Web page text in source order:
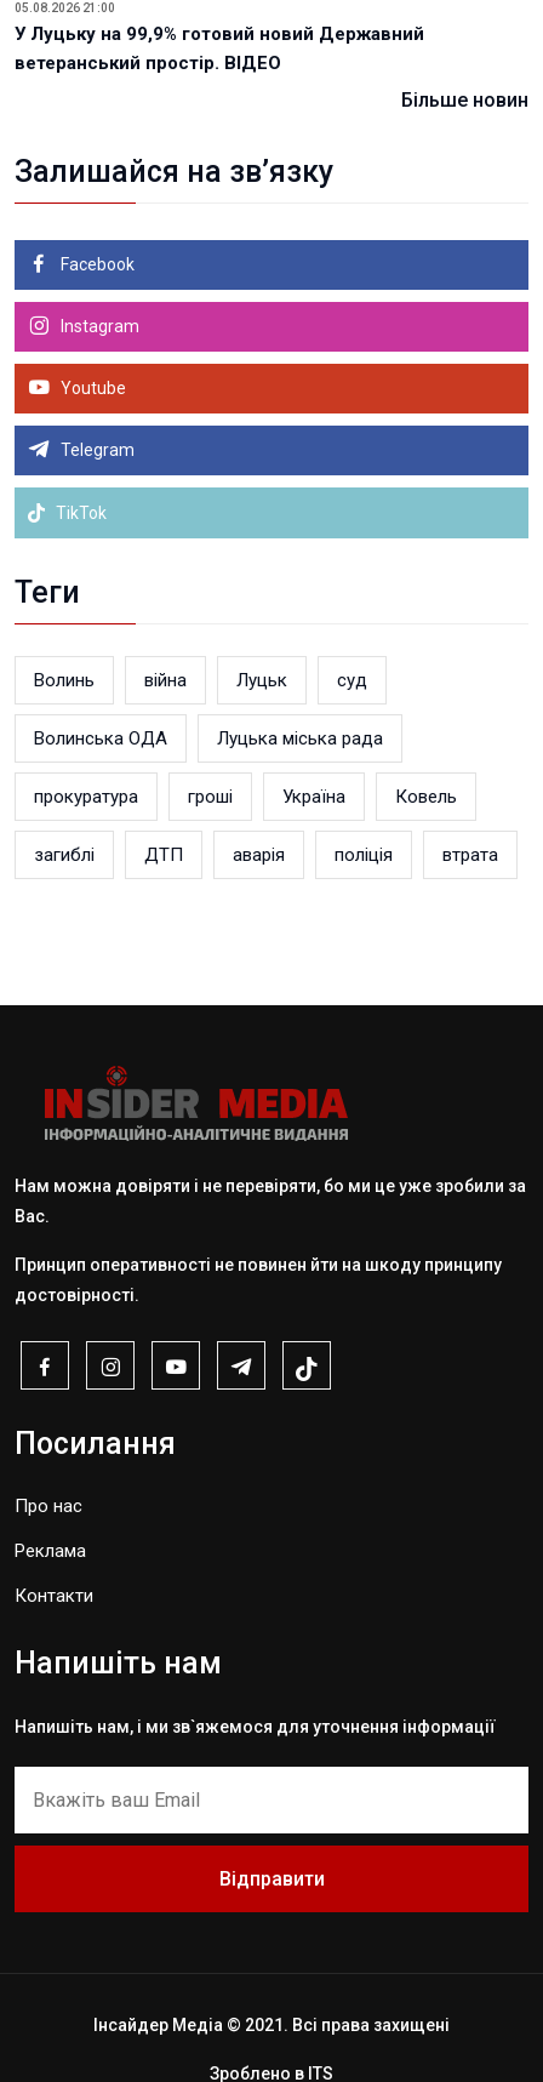
05.08.2026 21:00
У Луцьку на 99,9% готовий новий Державний
ветеранський простір. ВІДЕО
Більше новин
Залишайся на зв’язку
Facebook
Instagram
Youtube
Telegram
TikTok
Теги
Волинь війна Луцьк суд
Волинська ОДА Луцька міська рада
прокуратура гроші Україна Ковель
загиблі ДТП аварія поліція втрата
Нам можна довіряти і не перевіряти, бо ми це уже зробили за
Вас.
Принцип оперативності не повинен йти на шкоду принципу
достовірності.
Посилання
Про нас
Реклама
Контакти
Напишіть нам
Напишіть нам, і ми зв`яжемося для уточнення інформації
Відправити
Інсайдер Медіа © 2021. Всі права захищені
Зроблено в ITS